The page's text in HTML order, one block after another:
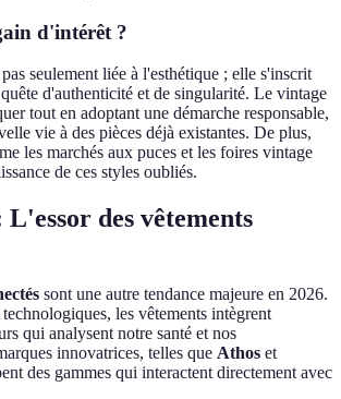
d'intérêt ?
seulement liée à l'esthétique ; elle s'inscrit
d'authenticité et de singularité. Le vintage
tout en adoptant une démarche responsable,
vie à des pièces déjà existantes. De plus,
les marchés aux puces et les foires vintage
de ces styles oubliés.
L'essor des vêtements
sont une autre tendance majeure en 2026.
les vêtements intègrent
qui analysent notre santé et nos
innovatrices, telles que Athos et
des gammes qui interactent directement avec